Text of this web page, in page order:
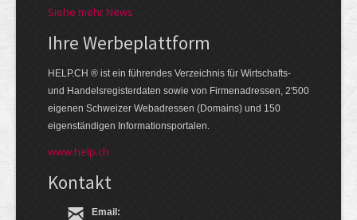
Siehe mehr News
Ihre Werbe­platt­form
HELP.CH ® ist ein führendes Ver­zeich­nis für Wirt­schafts-
und Handels­register­daten so­wie von Firmen­adressen, 2'500
eige­nen Schweizer Web­adressen (Domains) und 150
eigen­ständigen Infor­mations­por­talen.
www.help.ch
Kontakt
Email: